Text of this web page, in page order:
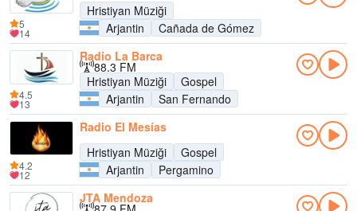
Hristiyan Müziği
Arjantin
Cañada de Gómez
5
14
Radio La Barca
88.3 FM
Hristiyan Müziği
Gospel
Arjantin
San Fernando
4.5
13
Radio El Mesías
Hristiyan Müziği
Gospel
Arjantin
Pergamino
4.2
12
JTA Mendoza